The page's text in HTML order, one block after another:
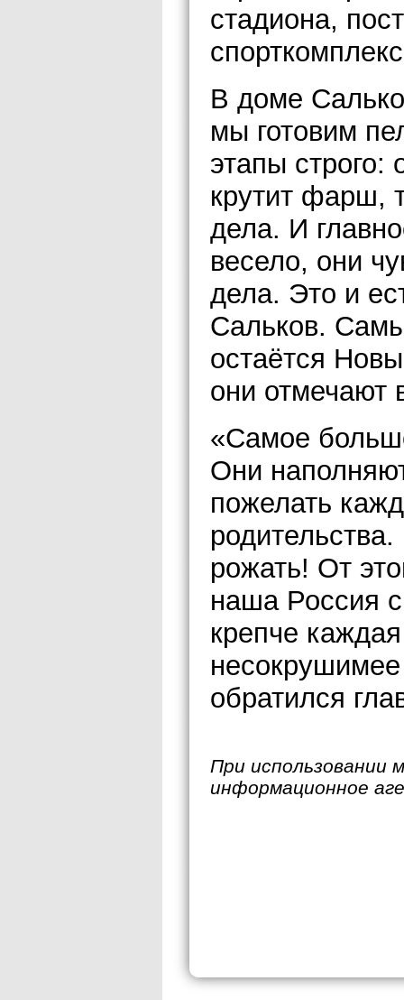
стадиона,
В доме
мы готовим
этапы строго:
крутит фарш,
дела. И
весело, они
дела. Это и
Сальков.
остаётся
они отмечают
«Самое
Они
пожелать
рожать! От
наша Россия
крепче
обратился
При использовании
информационное